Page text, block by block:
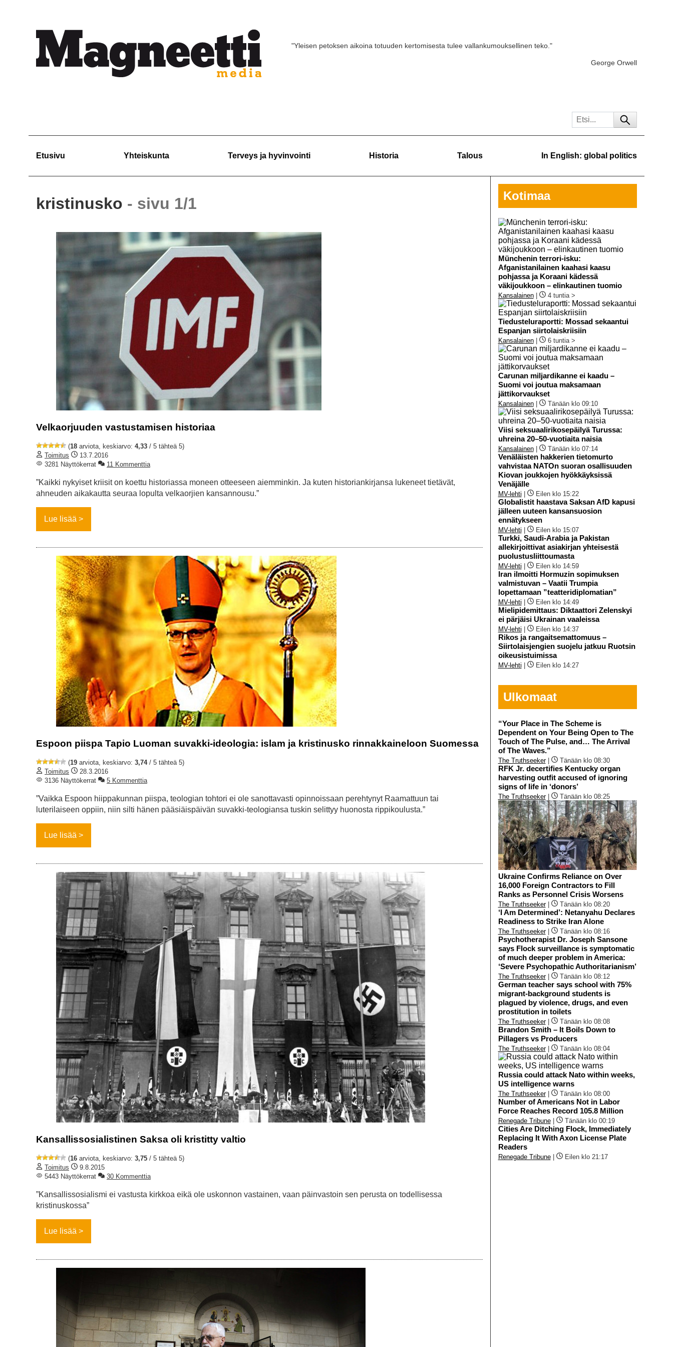
"Yleisen petoksen aikoina totuuden kertomisesta tulee vallankumouksellinen teko."
George Orwell
Etusivu Yhteiskunta Terveys ja hyvinvointi Historia Talous In English: global politics
kristinusko - sivu 1/1
Velkaorjuuden vastustamisen historiaa
(18 arviota, keskiarvo: 4,33 / 5 tähteä 5)
Toimitus
13.7.2016
3281 Näyttökerrat
11 Kommenttia
”Kaikki nykyiset kriisit on koettu historiassa moneen otteeseen aiemminkin. Ja kuten historiankirjansa lukeneet tietävät,
ahneuden aikakautta seuraa lopulta velkaorjien kansannousu.”
Lue lisää
Espoon piispa Tapio Luoman suvakki-ideologia: islam ja kristinusko rinnakkaineloon Suomessa
(19 arviota, keskiarvo: 3,74/ 5 tähteä 5)
Toimitus
28.3.2016
3136 Näyttökerrat
5 Kommenttia
”Vaikka Espoon hiippakunnan piispa, teologian tohtori ei ole sanottavasti opinnoissaan perehtynyt Raamattuun tai
luterilaiseen oppiin, niin silti hänen pääsiäispäivän suvakki-teologiansa tuskin selittyy huonosta rippikoulusta.”
Lue lisää
Kansallissosialistinen Saksa oli kristitty valtio
(16 arviota, keskiarvo: 3,75 / 5 tähteä 5)
Toimitus
9.8.2015
5443 Näyttökerrat
30 Kommenttia
”Kansallissosialismi ei vastusta kirkkoa eikä ole uskonnon vastainen, vaan päinvastoin sen perusta on todellisessa
kristinuskossa”
Lue lisää
Kotimaa
Münchenin terrori-isku:
Afganistanilainen kaahasi kaasu
pohjassa ja Koraani kädessä
väkijoukkoon – elinkautinen tuomio
Kansalainen| 4 tuntia >
Tiedusteluraportti: Mossad sekaantui
Espanjan siirtolaiskriisiin
Kansalainen| 6 tuntia >
Carunan miljardikanne ei kaadu –
Suomi voi joutua maksamaan
jättikorvaukset
Kansalainen| Tänään klo 09:10
Viisi seksuaalirikosepäilyä Turussa:
uhreina 20–50-vuotiaita naisia
Kansalainen| Tänään klo 07:14
Venäläisten hakkerien tietomurto
vahvistaa NATOn suoran osallisuuden
Kiovan joukkojen hyökkäyksissä
Venäjälle
MV-lehti Eilen klo 15:22
Globalistit haastava Saksan AfD kapusi
jälleen uuteen kansansuosion
ennätykseen
MV-lehti Eilen klo 15:07
Turkki, Saudi-Arabia ja Pakistan
allekirjoittivat asiakirjan yhteisestä
puolustusliittoumasta
MV-lehti Eilen klo 14:59
Iran ilmoitti Hormuzin sopimuksen
valmistuvan – Vaatii Trumpia
lopettamaan ”teatteridiplomatian”
MV-lehti Eilen klo 14:49
Mielipidemittaus: Diktaattori Zelenskyi
ei pärjäisi Ukrainan vaaleissa
MV-lehti Eilen klo 14:37
Rikos ja rangaitsemattomuus –
Siirtolaisjengien suojelu jatkuu Ruotsin
oikeusistuimissa
MV-lehti Eilen klo 14:27
Ulkomaat
“Your Place in The Scheme is
Dependent on Your Being Open to The
Touch of The Pulse, and… The Arrival
of The Waves.”
The Truthseeker| Tänään klo 08:30
RFK Jr. decertifies Kentucky organ
harvesting outfit accused of ignoring
signs of life in ‘donors’
The Truthseeker| Tänään klo 08:25
Ukraine Confirms Reliance on Over
16,000 Foreign Contractors to Fill
Ranks as Personnel Crisis Worsens
The Truthseeker| Tänään klo 08:20
‘I Am Determined’: Netanyahu Declares
Readiness to Strike Iran Alone
The Truthseeker| Tänään klo 08:16
Psychotherapist Dr. Joseph Sansone
says Flock surveillance is symptomatic
of much deeper problem in America:
‘Severe Psychopathic Authoritarianism’
The Truthseeker| Tänään klo 08:12
German teacher says school with 75%
migrant-background students is
plagued by violence, drugs, and even
prostitution in toilets
The Truthseeker| Tänään klo 08:08
Brandon Smith – It Boils Down to
Pillagers vs Producers
The Truthseeker| Tänään klo 08:04
Russia could attack Nato within weeks,
US intelligence warns
The Truthseeker| Tänään klo 08:00
Number of Americans Not in Labor
Force Reaches Record 105.8 Million
Renegade Tribune| Tänään klo 00:19
Cities Are Ditching Flock, Immediately
Replacing It With Axon License Plate
Readers
Renegade Tribune| Eilen klo 21:17